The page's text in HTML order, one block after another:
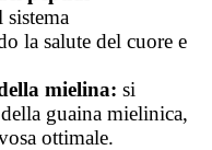
sistema
la salute del cuore e
mielina: si
guaina mielinica,
ottimale.